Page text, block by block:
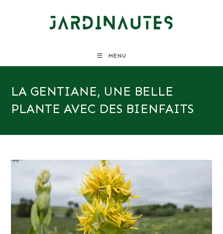
MENU
LA GENTIANE, UNE BELLE
PLANTE AVEC DES BIENFAITS